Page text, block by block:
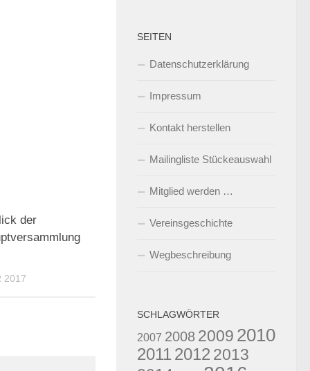
der
2017
SEITEN
Datenschutzerklärung
Impressum
Kontakt herstellen
Mailingliste Stückeauswahl
Mitglied werden …
Vereinsgeschichte
Wegbeschreibung
SCHLAGWÖRTER
2007 2008 2009 2010
2011 2012 2013